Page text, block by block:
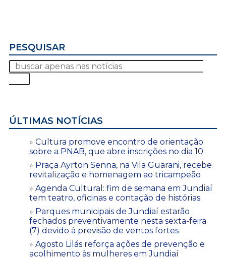
PESQUISAR
ÚLTIMAS NOTÍCIAS
Cultura promove encontro de orientação
sobre a PNAB, que abre inscrições no dia 10
Praça Ayrton Senna, na Vila Guarani, recebe
revitalização e homenagem ao tricampeão
Agenda Cultural: fim de semana em Jundiaí
tem teatro, oficinas e contação de histórias
Parques municipais de Jundiaí estarão
fechados preventivamente nesta sexta-feira
(7) devido à previsão de ventos fortes
Agosto Lilás reforça ações de prevenção e
acolhimento às mulheres em Jundiaí